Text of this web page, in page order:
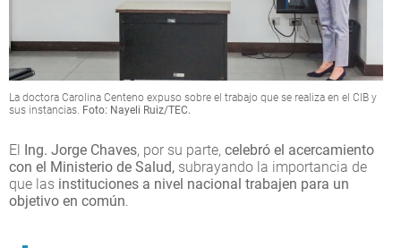
La doctora Carolina Centeno expuso sobre el trabajo que se realiza en el CIB y
sus instancias. Foto: Nayeli Ruiz/TEC.
El Ing. Jorge Chaves, por su parte, celebró el acercamiento
con el Ministerio de Salud, subrayando la importancia de
que las instituciones a nivel nacional trabajen para un
objetivo en común.